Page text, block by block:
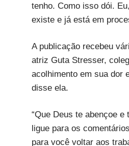
tenho. Como isso dói.
existe e já está em
A publicação recebeu
atriz Guta Stresser,
acolhimento em sua dor
disse ela.
“Que Deus te abençoe
ligue para os
para você voltar aos